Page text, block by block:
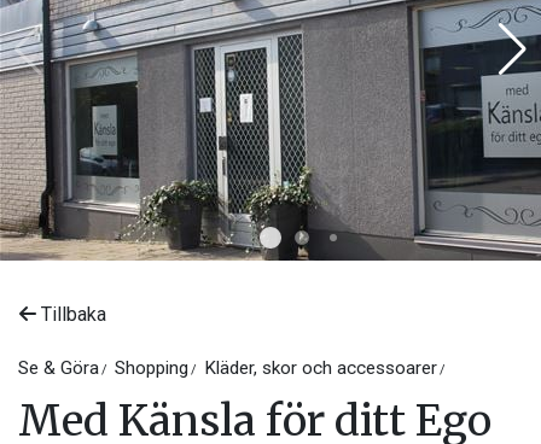
Tillbaka
Se & Göra Shopping Kläder, skor och accessoarer
Med Känsla för ditt Ego